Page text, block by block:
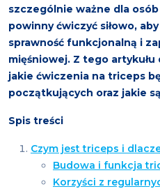
szczególnie ważne dla
powinny ćwiczyć siłowo,
sprawność funkcjonalną i
mięśniowej. Z tego
jakie ćwiczenia na triceps
początkujących oraz jakie
Spis treści
Czym jest triceps i
Budowa i funkcja
Korzyści z